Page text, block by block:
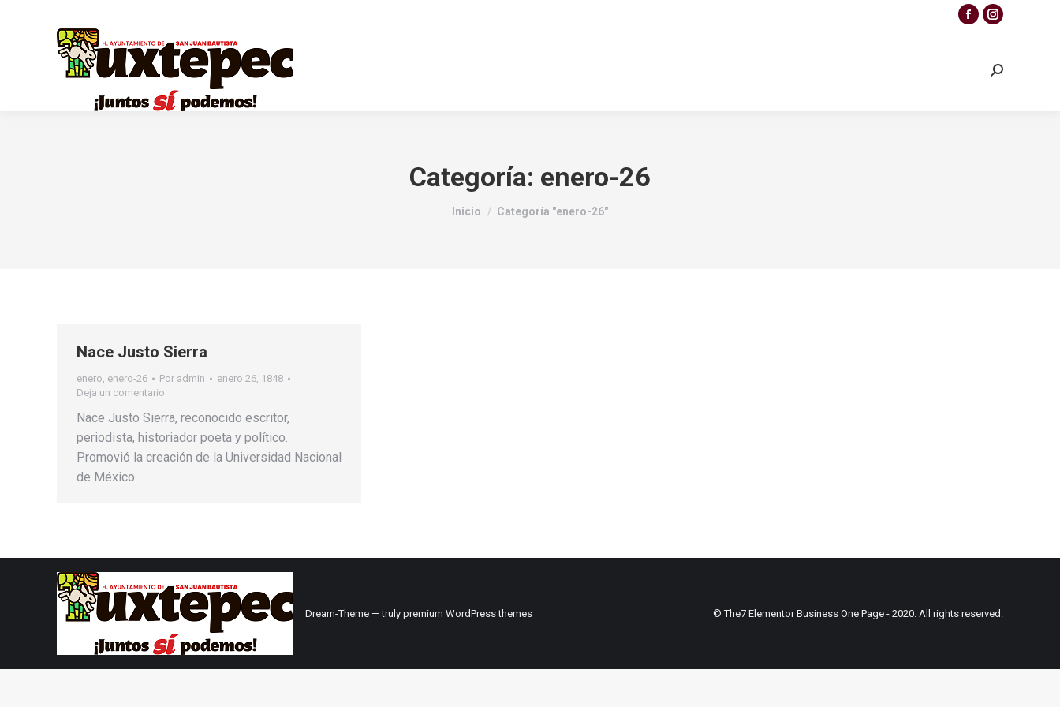
Categoría: enero-26
Estás aquí:
Inicio Categoría "enero-26"
Nace Justo Sierra
enero, enero-26 Por admin
enero 26, 1848
Deja un comentario
Nace Justo Sierra, reconocido escritor,
periodista, historiador poeta y político.
Promovió la creación de la Universidad Nacional
de México.
Dream-Theme — truly premium WordPress themes © The7 Elementor Business One Page - 2020. All rights reserved.